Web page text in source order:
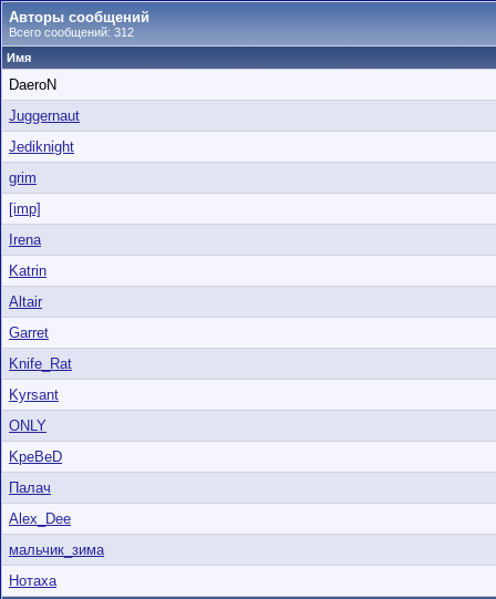
Авторы сообщений
Всего сообщений: 312
Имя
DaeroN
Juggernaut
Jediknight
grim
[imp]
Irena
Katrin
Altair
Garret
Knife_Rat
Kyrsant
ONLY
KpeBeD
Палач
Alex_Dee
мальчик_зима
Нотаха